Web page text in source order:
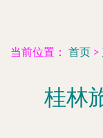
当前位置： 首页 >
桂林